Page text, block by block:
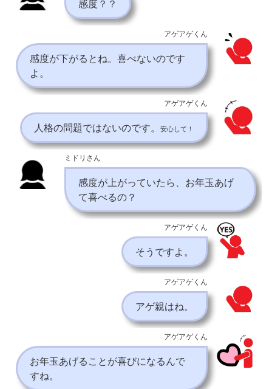
感度？？
アゲアゲくん
感度が下がるとね。喜べないのです
よ。
アゲアゲくん
人格の問題ではないのです。 安心して！
ミドリさん
感度が上がっていたら、お年玉あげ
て喜べるの？
アゲアゲくん
そうですよ。
アゲアゲくん
アゲ親はね。
アゲアゲくん
お年玉あげることが喜びになるんで
すね。